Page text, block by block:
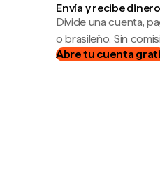
Envía y recibe
Divide una cuenta,
o brasileño. Sin
Abre tu cuenta